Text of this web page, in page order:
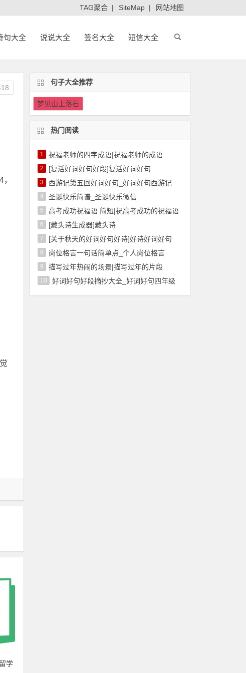
TAG聚合 | SiteMap | 网站地图
句大全 说说大全 签名大全 短信大全
学
句子大全推荐
梦见山上落石
热门阅读
1 祝福老师的四字成语|祝福老师的成语
2 [复活好词好句好段]复活好词好句
3 西游记第五回好词好句_好词好句西游记
4 圣诞快乐简谱_圣诞快乐微信
5 高考成功祝福语 简短|祝高考成功的祝福语
6 [藏头诗生成器]藏头诗
7 [关于秋天的好词好句好诗]好诗好词好句
8 岗位格言一句话简单点_个人岗位格言
9 描写过年热闹的场景|描写过年的片段
10 好词好句好段摘抄大全_好词好句四年级